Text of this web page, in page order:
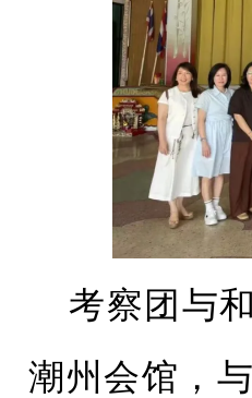
考察团与
潮州会馆，